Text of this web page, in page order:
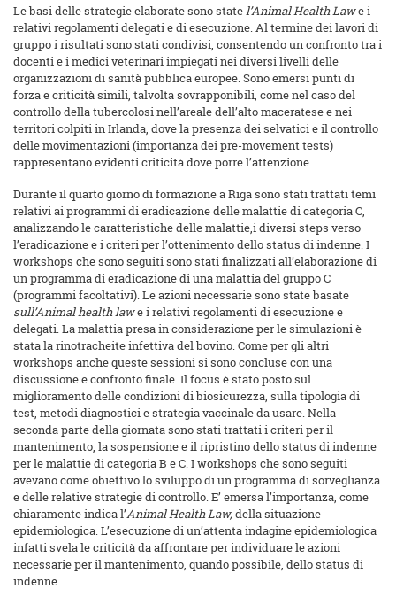
Le basi delle strategie elaborate sono statel’Animal Health Lawe i
relativi regolamenti delegati e di esecuzione. Al termine dei lavori di
gruppo i risultati sono stati condivisi, consentendo un confronto tra i
docenti e i medici veterinari impiegati nei diversi livelli delle
organizzazioni di sanità pubblica europee. Sono emersi punti di
forza e criticità simili, talvolta sovrapponibili, come nel caso del
controllo della tubercolosi nell’areale dell’alto maceratese e nei
territori colpiti in Irlanda, dove la presenza dei selvatici e il controllo
delle movimentazioni (importanza dei pre-movement tests)
rappresentano evidenti criticità dove porre l’attenzione.
Durante il quarto giorno di formazione a Riga sono stati trattati temi
relativi ai programmi di eradicazione delle malattie di categoria C,
analizzando le caratteristiche delle malattie,i diversi steps verso
l’eradicazione e i criteri per l’ottenimento dello status di indenne. I
workshops che sono seguiti sono stati finalizzati all’elaborazione di
un programma di eradicazione di una malattia del gruppo C
(programmi facoltativi). Le azioni necessarie sono state basate
sull’Animal health lawe i relativi regolamenti di esecuzione e
delegati. La malattia presa in considerazione per le simulazioni è
stata la rinotracheite infettiva del bovino. Come per gli altri
workshops anche queste sessioni si sono concluse con una
discussione e confronto finale. Il focus è stato posto sul
miglioramento delle condizioni di biosicurezza, sulla tipologia di
test, metodi diagnostici e strategia vaccinale da usare. Nella
seconda parte della giornata sono stati trattati i criteri per il
mantenimento, la sospensione e il ripristino dello status di indenne
per le malattie di categoria B e C. I workshops che sono seguiti
avevano come obiettivo lo sviluppo di un programma di sorveglianza
e delle relative strategie di controllo. E’ emersa l’importanza, come
chiaramente indica l’Animal Health Law,della situazione
epidemiologica. L’esecuzione di un’attenta indagine epidemiologica
infatti svela le criticità da affrontare per individuare le azioni
necessarie per il mantenimento, quando possibile, dello status di
indenne.